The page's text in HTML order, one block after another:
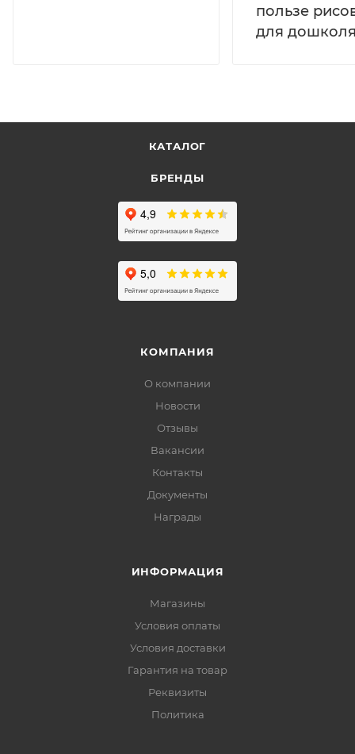
пользе
для
КАТАЛОГ
БРЕНДЫ
КОМПАНИЯ
О компании
Новости
Отзывы
Вакансии
Контакты
Документы
Награды
ИНФОРМАЦИЯ
Магазины
Условия оплаты
Условия доставки
Гарантия на товар
Реквизиты
Политика